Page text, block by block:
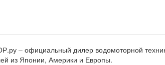
– официальный дилер водомоторной
из Японии, Америки и Европы.